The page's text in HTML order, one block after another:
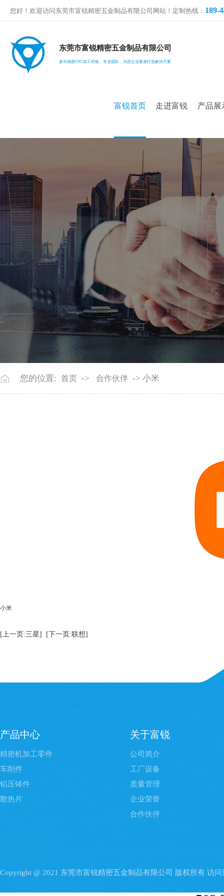
您好！欢迎访问东莞市富锐精密五金制品有限公司网站！定制热线： 189-
东莞市富锐精密五金制品有限公司
多年精密CNC加工经验，专业团队，为您企业量身打造解决方案
富锐首页 走进富锐 产品展
您的位置: 首页 -> 合作伙伴 -> 小米
小米
[上一页:三星] [下一页:联想]
产品中心
精密机加工零件
车削件
铝压铸件
散热片
关于富锐
公司简介
工厂设备
质量管理
企业荣誉
合作伙伴
Copyright @ 2021 东莞市富锐精密五金制品有限公司 版权所有 访问